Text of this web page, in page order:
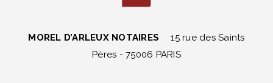
MOREL D’ARLEUX NOTAIRES
15 rue des Saints
Pères - 75006 PARIS